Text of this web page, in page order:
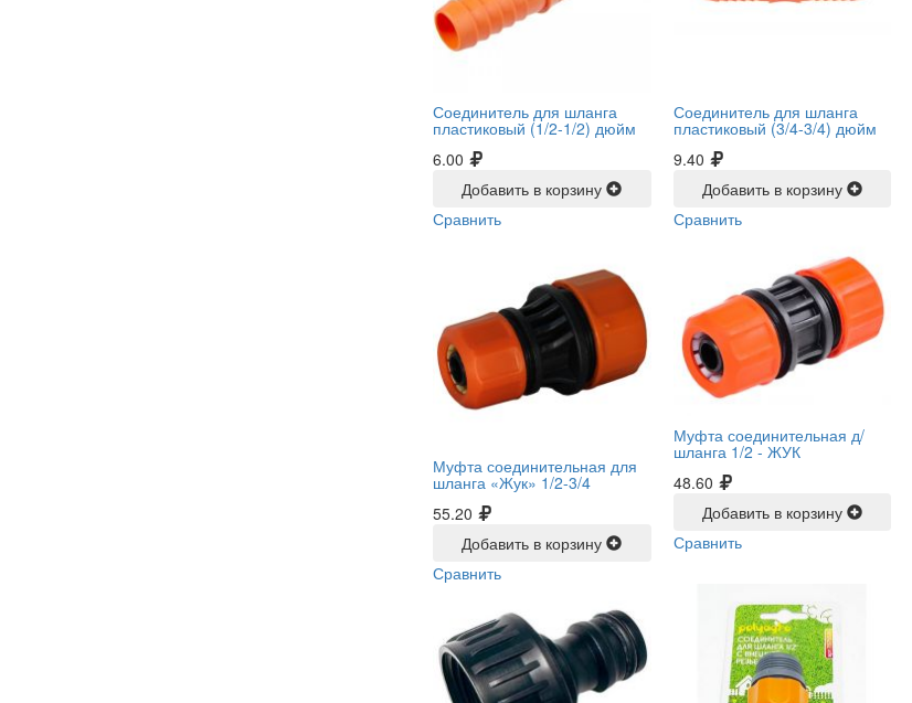
Соединитель для шланга
пластиковый (1/2-1/2) дюйм
6.00
Добавить в корзину
Сравнить
Соединитель для шланга
пластиковый (3/4-3/4) дюйм
9.40
Добавить в корзину
Сравнить
Муфта соединительная для
шланга «Жук» 1/2-3/4
55.20
Добавить в корзину
Сравнить
Муфта соединительная д/
шланга 1/2 - ЖУК
48.60
Добавить в корзину
Сравнить